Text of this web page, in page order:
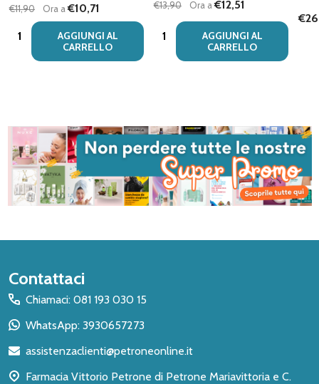
€11,90 Ora a€10,71
Quantità:
AGGIUNGI AL
CARRELLO
€13,90 Ora a€12,51
Quantità:
AGGIUNGI AL
CARRELLO
Inizio
del
piè
pagina
Contattaci
Chiamaci: 081 193 030 15
WhatsApp: 3930657273
assistenzaclienti@petroneonline.it
Farmacia Vittorio Petrone di Petrone Mariavittoria e C.